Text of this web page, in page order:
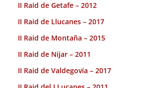
II Raid de Getafe – 2012
II Raid de Llucanes – 2017
II Raid de Montaña – 2015
II Raid de Nijar – 2011
II Raid de Valdegovía – 2017